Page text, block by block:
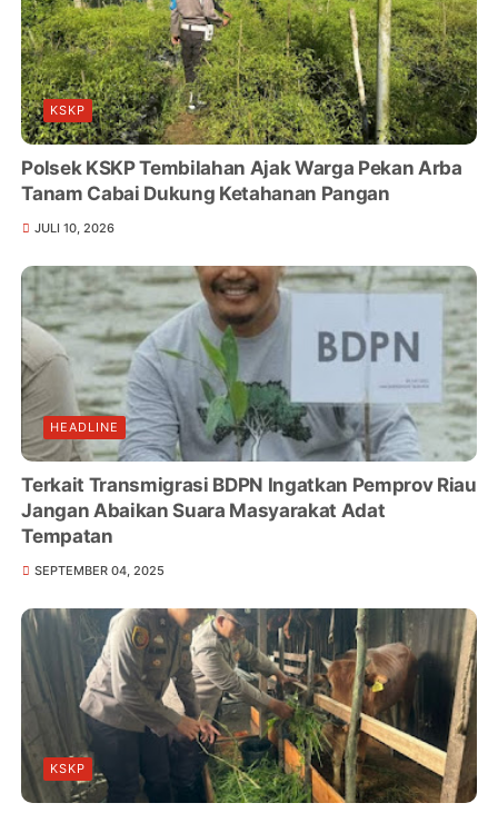
KSKP
Polsek KSKP Tembilahan Ajak Warga Pekan Arba
Tanam Cabai Dukung Ketahanan Pangan
JULI 10, 2026
HEADLINE
Terkait Transmigrasi BDPN Ingatkan Pemprov Riau
Jangan Abaikan Suara Masyarakat Adat
Tempatan
SEPTEMBER 04, 2025
KSKP